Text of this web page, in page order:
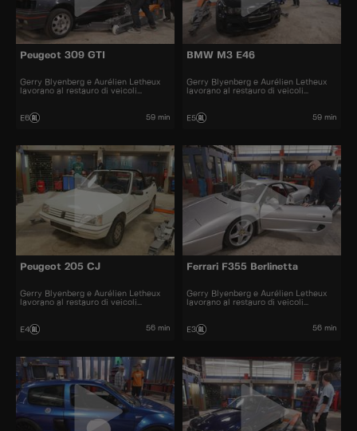
Peugeot 309 GTI
Gerry Blyenberg e Aurélien Letheux
lavorano al restauro di veicoli
E6 59 min
BMW M3 E46
Gerry Blyenberg e Aurélien Letheux
lavorano al restauro di veicoli
E5 59 min
Peugeot 205 CJ
Gerry Blyenberg e Aurélien Letheux
lavorano al restauro di veicoli
E4 56 min
Ferrari F355 Berlinetta
Gerry Blyenberg e Aurélien Letheux
lavorano al restauro di veicoli
E3 56 min